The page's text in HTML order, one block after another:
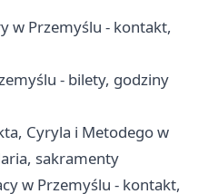
w Przemyślu - kontakt,
- bilety, godziny
Cyryla i Metodego w
sakramenty
w Przemyślu - kontakt,